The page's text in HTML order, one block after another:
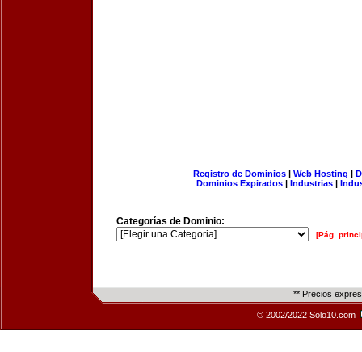
Registro de Dominios| Web Hosting |
Dominios Expirados | Industrias |
Categorías de Dominio:
[Pág.
** Precios
© 2002/2022 Solo10.com